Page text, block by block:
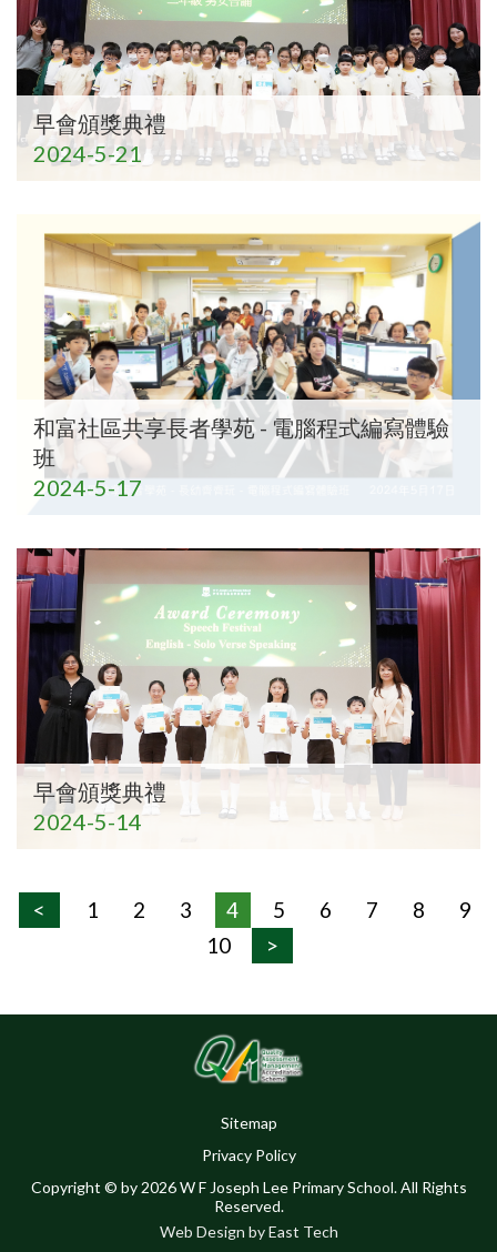
早會頒獎典禮
2024-5-21
和富社區共享長者學苑 - 電腦程式編寫體驗
班
2024-5-17
早會頒獎典禮
2024-5-14
< 1 2 3 4 5 6 7 8
9
10
>
Sitemap
Privacy Policy
Copyright © by 2026 W F Joseph Lee Primary School. All Rights
Reserved.
Web Design byEast Tech